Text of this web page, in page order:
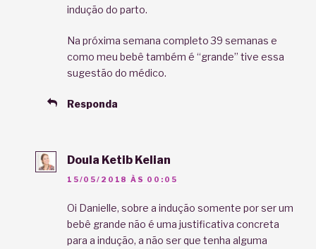
indução do parto.
Na próxima semana completo 39 semanas e
como meu bebê também é “grande” tive essa
sugestão do médico.
Responda
Doula Ketib Kelian
15/05/2018 ÀS 00:05
Oi Danielle, sobre a indução somente por ser um
bebê grande não é uma justificativa concreta
para a indução, a não ser que tenha alguma